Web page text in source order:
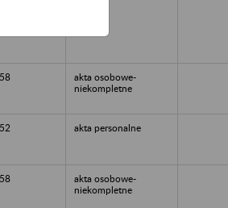
akta osobowe-
niekompletne
akta personalne
akta osobowe-
niekompletne